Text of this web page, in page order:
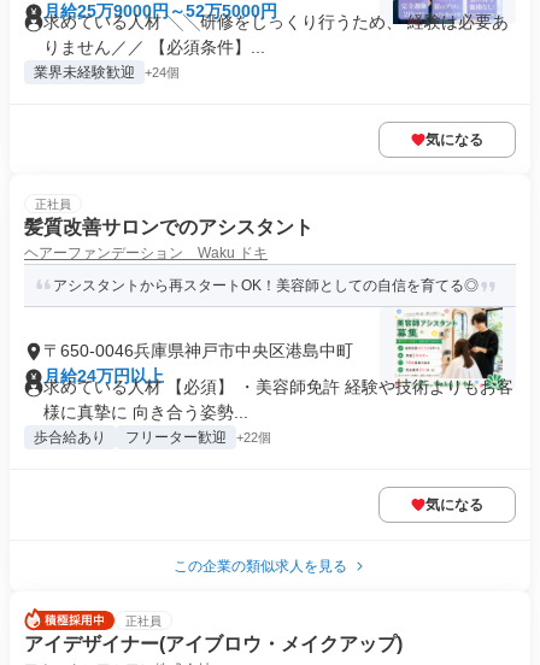
月給25万9000円～52万5000円
求めている人材 ╲╲研修をじっくり行うため、 経験は必要あ
りません／／ 【必須条件】...
業界未経験歓迎 +24個
気になる
正社員
髪質改善サロンでのアシスタント
ヘアーファンデーション Waku ドキ
アシスタントから再スタートOK！美容師としての自信を育てる◎
〒650-0046兵庫県神戸市中央区港島中町
月給24万円以上
求めている人材 【必須】 ・美容師免許 経験や技術よりもお客
様に真摯に 向き合う姿勢...
歩合給あり フリーター歓迎 +22個
気になる
この企業の類似求人を見る
正社員
アイデザイナー(アイブロウ・メイクアップ)